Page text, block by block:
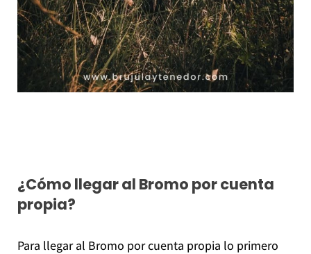
¿Cómo llegar al Bromo por cuenta
propia?
Para llegar al Bromo por cuenta propia lo primero